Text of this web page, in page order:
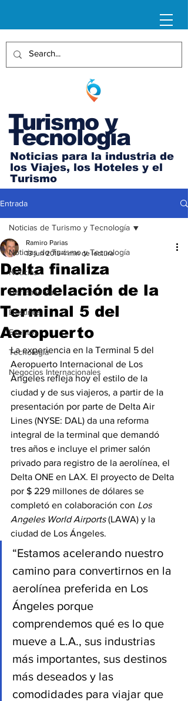
Turismo y
Tecnología
Noticias para la industria de
los Viajes, los Hoteles y el
Turismo
Entrada
Noticias de Turismo y Tecnología
Noticias
Herramientas
Destinos
Eventos
Tecnología
Negocios Internacionales
Noticias de Turismo y Tecnología
Delta finaliza
remodelación de la
Terminal 5 del
Aeropuerto
Ramiro Parias
13 jun 2015 4 min de lectura
La experiencia en la Terminal 5 del
Aeropuerto Internacional de Los
Ángeles refleja hoy el estilo de la
ciudad y de sus viajeros, a partir de la
presentación por parte de Delta Air
Lines (NYSE: DAL) da una reforma
integral de la terminal que demandó
tres años e incluye el primer salón
privado para registro de la aerolínea, el
Delta ONE en LAX. El proyecto de Delta
por $ 229 millones de dólares se
completó en colaboración con Los
Angeles World Airports (LAWA) y la
ciudad de Los Ángeles.
“Estamos acelerando nuestro
camino para convertirnos en la
aerolínea preferida en Los
Ángeles porque
comprendemos qué es lo que
mueve a L.A., sus industrias
más importantes, sus destinos
más deseados y las
comodidades para viajar que